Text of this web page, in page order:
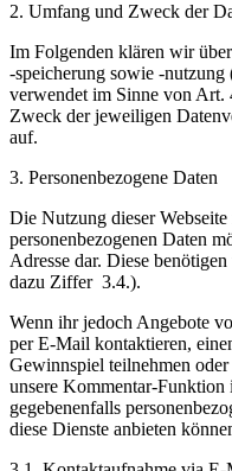
2. Umfang und Zweck der
Im Folgenden klären wir
-speicherung sowie -
verwendet im Sinne von
Zweck der jeweiligen
auf.
3. Personenbezogene Daten
Die Nutzung dieser
personenbezogenen Daten
Adresse dar. Diese
dazu Ziffer 3.4.).
Wenn ihr jedoch Angebote
per E-Mail kontaktieren,
Gewinnspiel teilnehmen
unsere Kommentar-
gegebenenfalls
diese Dienste anbieten